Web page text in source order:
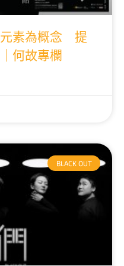
元素為概念 提
何故專欄
BLACK OUT